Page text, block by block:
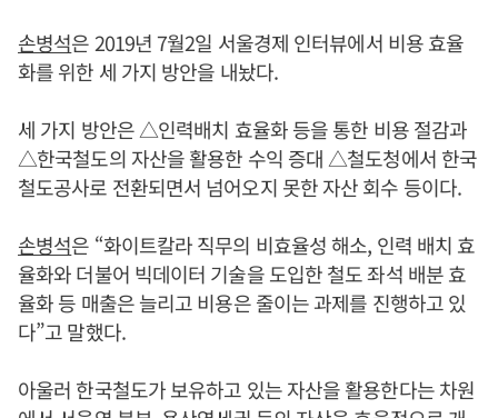
손병석은 2019년 7월2일 서울경제 인터뷰에서 비용 효율
화를 위한 세 가지 방안을 내놨다.
세 가지 방안은 △인력배치 효율화 등을 통한 비용 절감과
△한국철도의 자산을 활용한 수익 증대 △철도청에서 한국
철도공사로 전환되면서 넘어오지 못한 자산 회수 등이다.
손병석은 “화이트칼라 직무의 비효율성 해소, 인력 배치 효
율화와 더불어 빅데이터 기술을 도입한 철도 좌석 배분 효
율화 등 매출은 늘리고 비용은 줄이는 과제를 진행하고 있
다”고 말했다.
아울러 한국철도가 보유하고 있는 자산을 활용한다는 차원